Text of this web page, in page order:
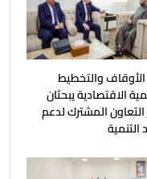
الأوقاف والتخطيط
الاقتصادية يبحثان
التعاون المشترك لدعم